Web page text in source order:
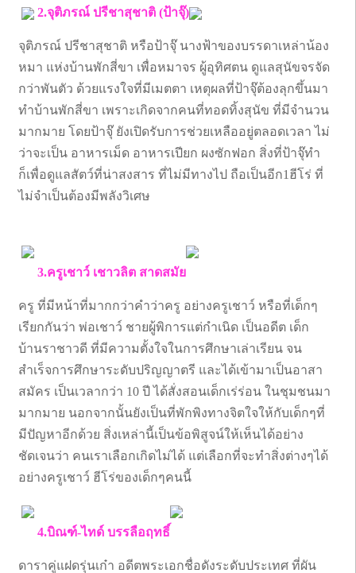
2.จุติภรณ์ ปรีชาสุชาติ (ป้าจุ๊)
จุติภรณ์ ปรีชาสุชาติ หรือป้าจุ๊ นางฟ้าของบรรดาเหล่าน้อง
หมา แห่งบ้านพักสี่ขา เพื่อหมาจร ผู้อุทิศตน ดูแลสุนัขจรจัด
กว่าพันตัว ด้วยแรงใจที่มีเมตตา เหตุผลที่ป้าจุ๊ต้องลุกขึ้นมา
ทำบ้านพักสี่ขา เพราะเกิดจากคนที่ทอดทิ้งสุนัข ที่มีจำนวน
มากมาย โดยป้าจุ๊ ยังเปิดรับการช่วยเหลืออยู่ตลอดเวลา ไม่
ว่าจะเป็น อาหารเม็ด อาหารเปียก ผงซักฟอก สิ่งที่ป้าจุ๊ทำ
ก็เพื่อดูแลสัตว์ที่น่าสงสาร ที่ไม่มีทางไป ถือเป็นอีก1ฮีโร่ ที่
ไม่จำเป็นต้องมีพลังวิเศษ
3.ครูเชาว์ เชาวลิต สาดสมัย
ครู ที่มีหน้าที่มากกว่าคำว่าครู อย่างครูเชาว์ หรือที่เด็กๆ
เรียกกันว่า พ่อเชาว์ ชายผู้พิการแต่กำเนิด เป็นอดีต เด็ก
บ้านราชาวดี ที่มีความตั้งใจในการศึกษาเล่าเรียน จน
สำเร็จการศึกษาระดับปริญญาตรี และได้เข้ามาเป็นอาสา
สมัคร เป็นเวลากว่า 10 ปี ได้สั่งสอนเด็กเร่ร่อน ในชุมชนมา
มากมาย นอกจากนั้นยังเป็นที่พักพิงทางจิตใจให้กับเด็กๆที่
มีปัญหาอีกด้วย สิ่งเหล่านี้เป็นข้อพิสูจน์ให้เห็นได้อย่าง
ชัดเจนว่า คนเราเลือกเกิดไม่ได้ แต่เลือกที่จะทำสิ่งต่างๆได้
อย่างครูเชาว์ ฮีโร่ของเด็กๆคนนี้
4.บิณฑ์-ไทด์ บรรลือฤทธิ์
ดาราคู่แฝดรุ่นเก๋า อดีตพระเอกชื่อดังระดับประเทศ ที่ผัน